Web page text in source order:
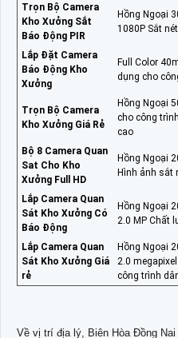
Trọn Bộ Camera
Kho Xưởng Sắt
Báo Động PIR
Hồng Ngoại
1080P Sắt
Lắp Đặt Camera
Báo Động Kho
Xưởng
Full Color
dụng cho
Trọn Bộ Camera
Kho Xưởng Giá Rẻ
Hồng Ngoại
cho công
cao
Bộ 8 Camera Quan
Sat Cho Kho
Xưởng Full HD
Hồng Ngoại
Hình ảnh sắt
Lắp Camera Quan
Sát Kho Xưởng Có
Báo Động
Hồng Ngoại
2.0 MP Chất
Lắp Camera Quan
Sát Kho Xưởng Giá
rẻ
Hồng Ngoại
2.0
công trình
Về vị trí địa lý, Biên Hòa Đồng